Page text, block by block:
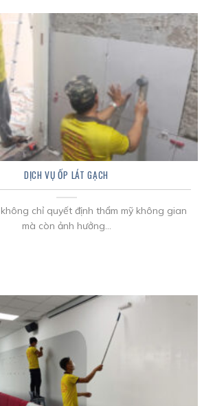
DỊCH VỤ ỐP LÁT GẠCH
chỉ quyết định thẩm mỹ không gian
mà còn ảnh hưởng...